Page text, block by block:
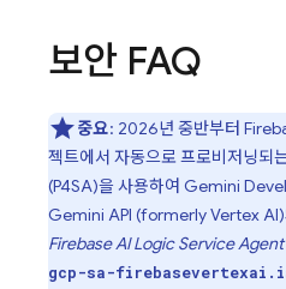
보안 FAQ
중요: 2026년 중반부터
젝트에서 자동으로 프로비저닝되
(P4SA)을 사용하여 Gemini
Gemini API (formerly Vertex AI)
Firebase AI Logic Service Agent
gcp-sa-